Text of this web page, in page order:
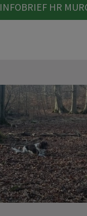
INFOBRIEF HR